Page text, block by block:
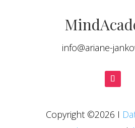
info@ariane-
Copyright ©2026 I